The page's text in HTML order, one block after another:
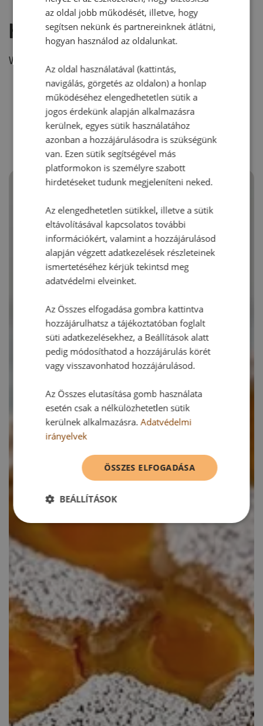
Hozzászólás írása
Vélemény írásához, kérjük,
RECEPTAJÁNLÓ
az oldal jobb működését, illetve, hogy
segítsen nekünk és partnereinknek átlátni,
hogyan használod az oldalunkat.
Az oldal használatával (kattintás,
navigálás, görgetés az oldalon) a honlap
működéséhez elengedhetetlen sütik a
jogos érdekünk alapján alkalmazásra
kerülnek, egyes sütik használatához
azonban a hozzájárulásodra is szükségünk
van. Ezen sütik segítségével más
platformokon is személyre szabott
hirdetéseket tudunk megjeleníteni neked.
Az elengedhetetlen sütikkel, illetve a sütik
eltávolításával kapcsolatos további
információkért, valamint a hozzájárulásod
alapján végzett adatkezelések részleteinek
ismertetéséhez kérjük tekintsd meg
adatvédelmi elveinket.
Az Összes elfogadása gombra kattintva
hozzájárulhatsz a tájékoztatóban foglalt
süti adatkezelésekhez, a Beállítások alatt
pedig módosíthatod a hozzájárulás körét
vagy visszavonhatod hozzájárulásod.
Az Összes elutasítása gomb használata
esetén csak a nélkülözhetetlen sütik
kerülnek alkalmazásra.Adatvédelmi
irányelvek
ÖSSZES ELFOGADÁSA
BEÁLLÍTÁSOK